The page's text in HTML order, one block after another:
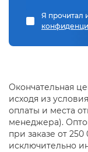
Я прочитал
Окончательная
исходя из
оплаты и места
менеджера).
при заказе от
исключительно